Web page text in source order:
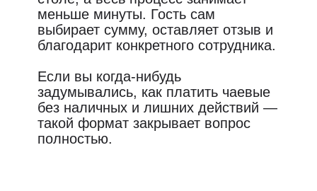
меньше минуты. Гость сам
выбирает сумму, оставляет отзыв и
благодарит конкретного сотрудника.
Если вы когда-нибудь
задумывались, как платить чаевые
без наличных и лишних действий —
такой формат закрывает вопрос
полностью.